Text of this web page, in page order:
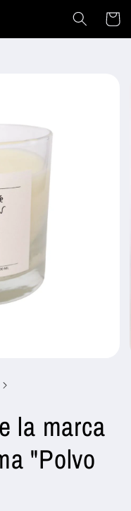
Carrito
la marca
"Polvo